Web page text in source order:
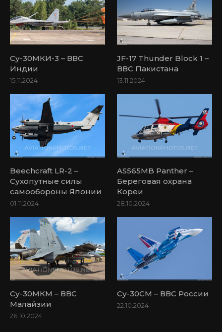
Су-30МКИ-3 – ВВС
Индии
15.11.2024
JF-17 Thunder Block 1 –
ВВС Пакистана
13.11.2024
Beechcraft LR-2 –
Сухопутные силы
самообороны Японии
01.11.2024
AS565MB Panther –
Береговая охрана
Кореи
28.10.2024
Су-30МКМ – ВВС
Малайзии
26.10.2024
Су-30СМ – ВВС России
22.10.2024